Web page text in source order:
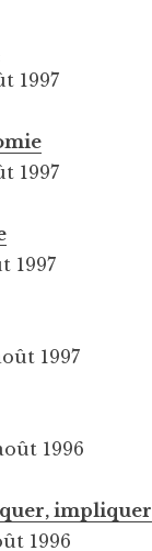
1997
1997
1997
1997
1996
impliquer
1996